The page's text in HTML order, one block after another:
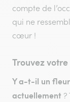
compte de
qui ne
cœur !
Trouvez
Y a-t-il un
actuellement